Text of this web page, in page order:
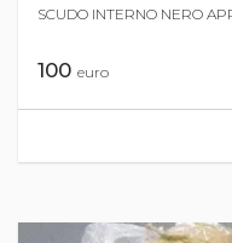
SCUDO INTERNO NERO
100 euro